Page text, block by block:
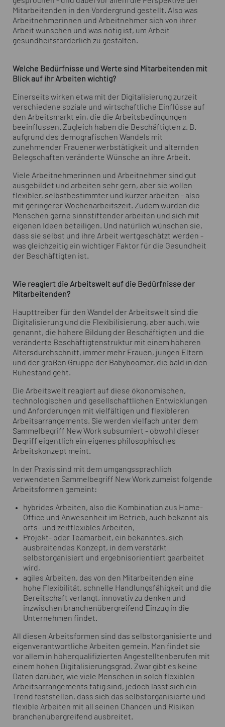
Mitarbeitenden in den Vordergrund gestellt. Also was
Arbeitnehmerinnen und Arbeitnehmer sich von ihrer
Arbeit wünschen und was nötig ist, um Arbeit
gesundheitsförderlich zu gestalten.
Welche Bedürfnisse und Werte sind Mitarbeitenden mit
Blick auf ihr Arbeiten wichtig?
Einerseits wirken etwa mit der Digitalisierung zurzeit
verschiedene soziale und wirtschaftliche Einflüsse auf
den Arbeitsmarkt ein, die die Arbeitsbedingungen
beeinflussen. Zugleich haben die Beschäftigten z. B.
aufgrund des demografischen Wandels mit
zunehmender Frauenerwerbstätigkeit und alternden
Belegschaften veränderte Wünsche an ihre Arbeit.
Viele Arbeitnehmerinnen und Arbeitnehmer sind gut
ausgebildet und arbeiten sehr gern, aber sie wollen
flexibler, selbstbestimmter und kürzer arbeiten - also
mit geringerer Wochenarbeitszeit. Zudem würden die
Menschen gerne sinnstiftender arbeiten und sich mit
eigenen Ideen beteiligen. Und natürlich wünschen sie,
dass sie selbst und ihre Arbeit wertgeschätzt werden -
was gleichzeitig ein wichtiger Faktor für die Gesundheit
der Beschäftigten ist.
Wie reagiert die Arbeitswelt auf die Bedürfnisse der
Mitarbeitenden?
Haupttreiber für den Wandel der Arbeitswelt sind die
Digitalisierung und die Flexibilisierung, aber auch, wie
genannt, die höhere Bildung der Beschäftigten und die
veränderte Beschäftigtenstruktur mit einem höheren
Altersdurchschnitt, immer mehr Frauen, jungen Eltern
und der großen Gruppe der Babyboomer, die bald in den
Ruhestand geht.
Die Arbeitswelt reagiert auf diese ökonomischen,
technologischen und gesellschaftlichen Entwicklungen
und Anforderungen mit vielfältigen und flexibleren
Arbeitsarrangements. Sie werden vielfach unter dem
Sammelbegriff New Work subsumiert - obwohl dieser
Begriff eigentlich ein eigenes philosophisches
Arbeitskonzept meint.
In der Praxis sind mit dem umgangssprachlich
verwendeten Sammelbegriff New Work zumeist folgende
Arbeitsformen gemeint:
hybrides Arbeiten, also die Kombination aus Home-
Office und Anwesenheit im Betrieb, auch bekannt als
orts- und zeitflexibles Arbeiten,
Projekt- oder Teamarbeit, ein bekanntes, sich
ausbreitendes Konzept, in dem verstärkt
selbstorganisiert und ergebnisorientiert gearbeitet
wird,
agiles Arbeiten, das von den Mitarbeitenden eine
hohe Flexibilität, schnelle Handlungsfähigkeit und die
Bereitschaft verlangt, innovativ zu denken und
inzwischen branchenübergreifend Einzug in die
Unternehmen findet.
All diesen Arbeitsformen sind das selbstorganisierte und
eigenverantwortliche Arbeiten gemein. Man findet sie
vor allem in höherqualifizierten Angestelltenberufen mit
einem hohen Digitalisierungsgrad. Zwar gibt es keine
Daten darüber, wie viele Menschen in solch flexiblen
Arbeitsarrangements tätig sind, jedoch lässt sich ein
Trend feststellen, dass sich das selbstorganisierte und
flexible Arbeiten mit all seinen Chancen und Risiken
branchenübergreifend ausbreitet.